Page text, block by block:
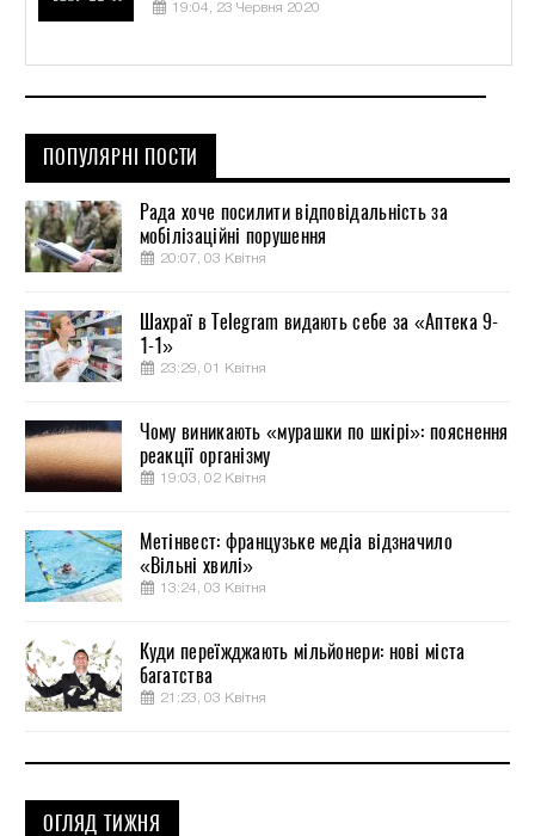
19:04, 23 Червня 2020
ПОПУЛЯРНІ ПОСТИ
Рада хоче посилити відповідальність за
мобілізаційні порушення
20:07, 03 Квітня
Шахраї в Telegram видають себе за «Аптека 9-
1-1»
23:29, 01 Квітня
Чому виникають «мурашки по шкірі»: пояснення
реакції організму
19:03, 02 Квітня
Метінвест: французьке медіа відзначило
«Вільні хвилі»
13:24, 03 Квітня
Куди переїжджають мільйонери: нові міста
багатства
21:23, 03 Квітня
ОГЛЯД ТИЖНЯ